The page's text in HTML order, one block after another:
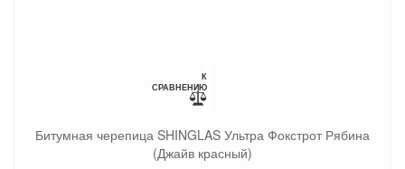
К
СРАВНЕНИЮ
Битумная черепица SHINGLAS Ультра Фокстрот Рябина
(Джайв красный)